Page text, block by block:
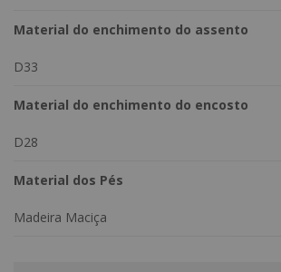
Material do enchimento do assento
D33
Material do enchimento do encosto
D28
Material dos Pés
Madeira Maciça